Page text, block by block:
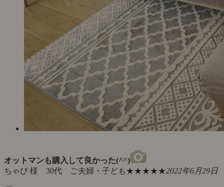
オットマンも購入して良かった(^^)
ちゃび 様 30代 ご夫婦・子ども★★★★★2022年6月29日